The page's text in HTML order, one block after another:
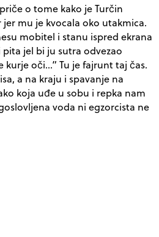
o tome kako je Turčin
mu je kvocala oko utakmica.
mobitel i stanu ispred ekrana
jel bi ju sutra odvezao
kurje oči…” Tu je fajrunt taj čas.
a na kraju i spavanje na
koja uđe u sobu i repka nam
voda ni egzorcista ne